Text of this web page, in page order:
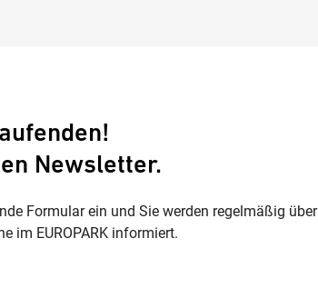
Newsletter.
Formular ein und Sie werden regelmäßig über
im EUROPARK informiert.